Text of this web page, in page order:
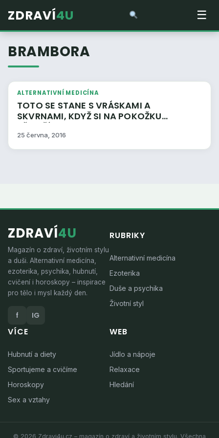
ZDRAVÍ4U ☰
BRAMBORA
ALTERNATIVNÍ MEDICÍNA
TOTO SE STANE S VRÁSKAMI A
SKVRNAMI, KDYŽ SI NA POKOŽKU
25 června, 2016
ZDRAVÍ4U
Magazín o zdraví, životním stylu
a duši. Alternativní medicína,
ezoterika, psychika, hubnutí,
cvičení i horoskopy – inspirace
pro tělo i mysl každý den.
f IG
RUBRIKY
Alternativní medicína
Ezoterika
Duše a psychika
Životní styl
VÍCE
Hubnutí a diety
Sportujeme a cvičíme
Horoskopy
Sex a vztahy
WEB
Jídlo a nápoje
Relaxace
Hledání
© 2026 Zdravi4u.cz – magazín o zdraví a životním stylu. Všechna